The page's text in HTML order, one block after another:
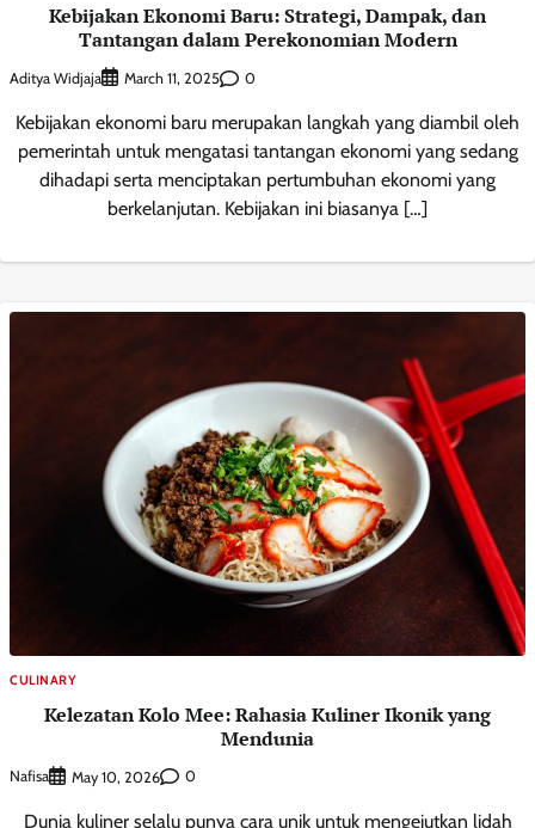
Kebijakan Ekonomi Baru: Strategi, Dampak, dan
Tantangan dalam Perekonomian Modern
Aditya Widjaja March 11, 2025 0
Kebijakan ekonomi baru merupakan langkah yang diambil oleh
pemerintah untuk mengatasi tantangan ekonomi yang sedang
dihadapi serta menciptakan pertumbuhan ekonomi yang
berkelanjutan. Kebijakan ini biasanya […]
CULINARY
Kelezatan Kolo Mee: Rahasia Kuliner Ikonik yang
Mendunia
Nafisa May 10, 2026 0
Dunia kuliner selalu punya cara unik untuk mengejutkan lidah